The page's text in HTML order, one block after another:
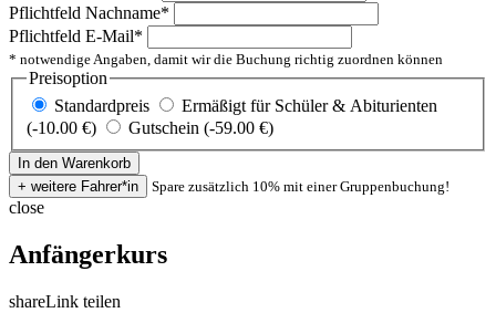
Pflichtfeld Nachname*
Pflichtfeld E-Mail*
* notwendige Angaben, damit wir die Buchung richtig zuordnen können
Preisoption
Standardpreis
Ermäßigt für Schüler & Abiturienten
(-10.00 €)
Gutschein (-59.00 €)
Spare zusätzlich 10% mit einer Gruppenbuchung!
close
Anfängerkurs
shareLink teilen